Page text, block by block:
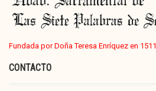
Fundada por Doña Teresa Enríquez en 1511
CONTACTO